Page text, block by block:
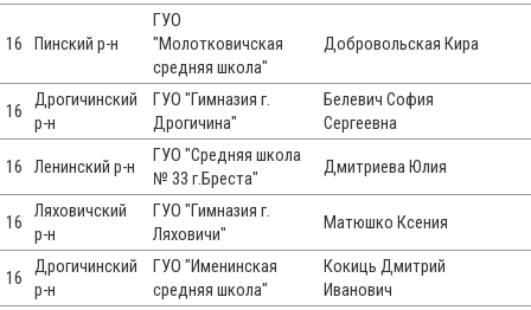
16 Пинский р-н
ГУО
"Молотковичская
средняя школа"
Добровольская Кира
16
Дрогичинский
р-н
ГУО "Гимназия г.
Дрогичина"
Белевич София
Сергеевна
16 Ленинский р-н
ГУО "Средняя школа
№ 33 г.Бреста"
Дмитриева Юлия
16
Ляховичский
р-н
ГУО "Гимназия г.
Ляховичи"
Матюшко Ксения
16
Дрогичинский
р-н
ГУО "Именинская
средняя школа"
Кокиць Дмитрий
Иванович